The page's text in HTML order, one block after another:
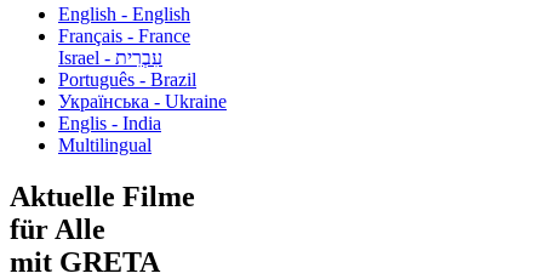
English - English
Français - France
עִבְרִית - Israel
Português - Brazil
Українська - Ukraine
Englis - India
Multilingual
Aktuelle Filme
für Alle
mit GRETA